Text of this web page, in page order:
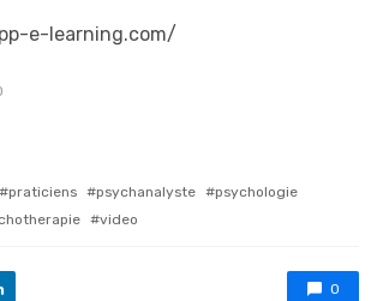
e-learning.com/
praticiens psychanalyste
psychologie
video
0